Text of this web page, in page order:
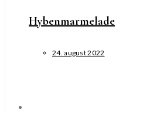
Hybenmarmelade
24. august 2022